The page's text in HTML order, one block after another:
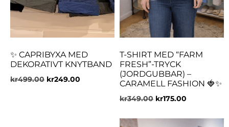
✨ CAPRIBYXA MED
DEKORATIVT KNYTBAND
kr499.00 kr249.00
T-SHIRT MED “FARM
FRESH”-TRYCK
(JORDGUBBAR) –
CARAMELL FASHION 🍓✨
kr349.00 kr175.00